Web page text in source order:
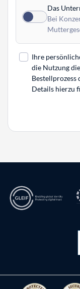
Das
Bei
Ihre
die Nutzung
Details hierzu